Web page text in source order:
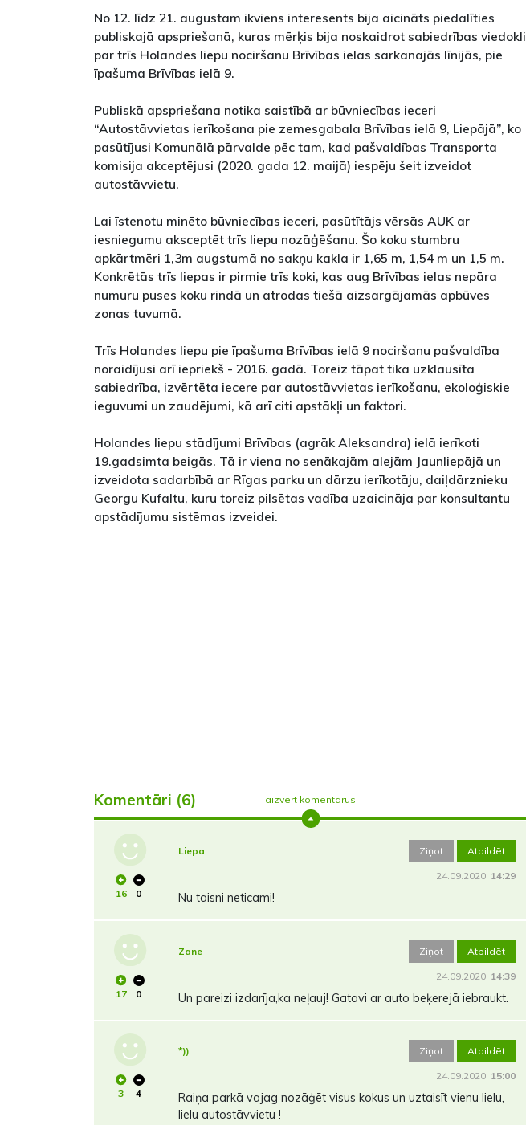
No 12. līdz 21. augustam ikviens interesents bija aicināts piedalīties
publiskajā apspriešanā, kuras mērķis bija noskaidrot sabiedrības viedokli
par trīs Holandes liepu nociršanu Brīvības ielas sarkanajās līnijās, pie
īpašuma Brīvības ielā 9.
Publiskā apspriešana notika saistībā ar būvniecības ieceri
“Autostāvvietas ierīkošana pie zemesgabala Brīvības ielā 9, Liepājā”, ko
pasūtījusi Komunālā pārvalde pēc tam, kad pašvaldības Transporta
komisija akceptējusi (2020. gada 12. maijā) iespēju šeit izveidot
autostāvvietu.
Lai īstenotu minēto būvniecības ieceri, pasūtītājs vērsās AUK ar
iesniegumu aksceptēt trīs liepu nozāģēšanu. Šo koku stumbru
apkārtmēri 1,3m augstumā no sakņu kakla ir 1,65 m, 1,54 m un 1,5 m.
Konkrētās trīs liepas ir pirmie trīs koki, kas aug Brīvības ielas nepāra
numuru puses koku rindā un atrodas tiešā aizsargājamās apbūves
zonas tuvumā.
Trīs Holandes liepu pie īpašuma Brīvības ielā 9 nociršanu pašvaldība
noraidījusi arī iepriekš - 2016. gadā. Toreiz tāpat tika uzklausīta
sabiedrība, izvērtēta iecere par autostāvvietas ierīkošanu, ekoloģiskie
ieguvumi un zaudējumi, kā arī citi apstākļi un faktori.
Holandes liepu stādījumi Brīvības (agrāk Aleksandra) ielā ierīkoti
19.gadsimta beigās. Tā ir viena no senākajām alejām Jaunliepājā un
izveidota sadarbībā ar Rīgas parku un dārzu ierīkotāju, daiļdārznieku
Georgu Kufaltu, kuru toreiz pilsētas vadība uzaicināja par konsultantu
apstādījumu sistēmas izveidei.
Komentāri (6) aizvērt komentārus
16 0
Liepa Ziņot Atbildēt
24.09.2020. 14:29
Nu taisni neticami!
17 0
Zane Ziņot Atbildēt
24.09.2020. 14:39
Un pareizi izdarīja,ka neļauj! Gatavi ar auto beķerejā iebraukt.
3 4
*)) Ziņot Atbildēt
24.09.2020. 15:00
Raiņa parkā vajag nozāģēt visus kokus un uztaisīt vienu lielu,
lielu autostāvvietu !